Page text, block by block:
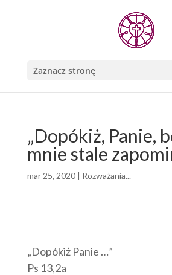
Zaznacz stronę
„Dopókiż, Panie,
mnie stale
mar 25, 2020| Rozważania...
„Dopókiż Panie …”
Ps 13,2a